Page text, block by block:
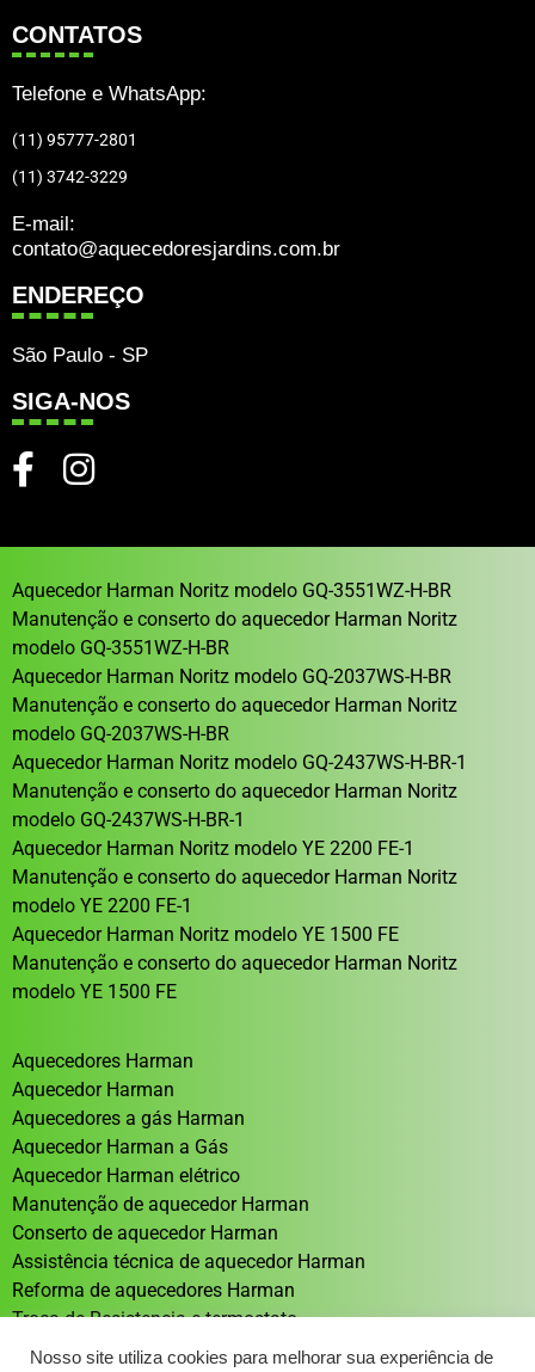
CONTATOS
Telefone e WhatsApp:
(11) 95777-2801
(11) 3742-3229
E-mail:
contato@aquecedoresjardins.com.br
ENDEREÇO
São Paulo - SP
SIGA-NOS
Aquecedor Harman Noritz modelo GQ-3551WZ-H-BR
Manutenção e conserto do aquecedor Harman Noritz
modelo GQ-3551WZ-H-BR
Aquecedor Harman Noritz modelo GQ-2037WS-H-BR
Manutenção e conserto do aquecedor Harman Noritz
modelo GQ-2037WS-H-BR
Aquecedor Harman Noritz modelo GQ-2437WS-H-BR-1
Manutenção e conserto do aquecedor Harman Noritz
modelo GQ-2437WS-H-BR-1
Aquecedor Harman Noritz modelo YE 2200 FE-1
Manutenção e conserto do aquecedor Harman Noritz
modelo YE 2200 FE-1
Aquecedor Harman Noritz modelo YE 1500 FE
Manutenção e conserto do aquecedor Harman Noritz
modelo YE 1500 FE
Aquecedores Harman
Aquecedor Harman
Aquecedores a gás Harman
Aquecedor Harman a Gás
Aquecedor Harman elétrico
Manutenção de aquecedor Harman
Conserto de aquecedor Harman
Assistência técnica de aquecedor Harman
Reforma de aquecedores Harman
Troca de Resistencia e termostato
Aquecedor solar Sistema de aquecimento solar
Nosso site utiliza cookies para melhorar sua experiência de